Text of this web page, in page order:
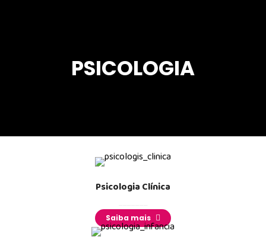
PSICOLOGIA
Psicologia Clínica
Saiba mais